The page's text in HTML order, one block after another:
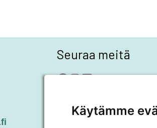
Käytämme
Seuraa meitä
Facebook
Instagram
LinkedIn
YouTube